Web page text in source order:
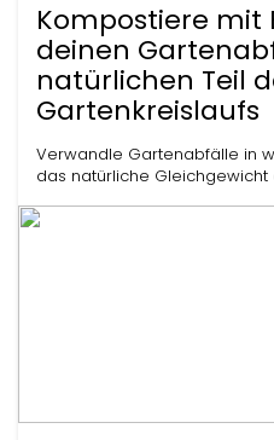
Kompostiere
deinen
natürlichen Teil
Gartenkreislaufs
Verwandle Gartenabfälle in
das natürliche Gleichgewicht